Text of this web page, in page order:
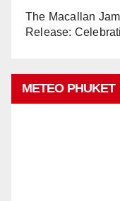
The Macallan
Release:
METEO PHUKET